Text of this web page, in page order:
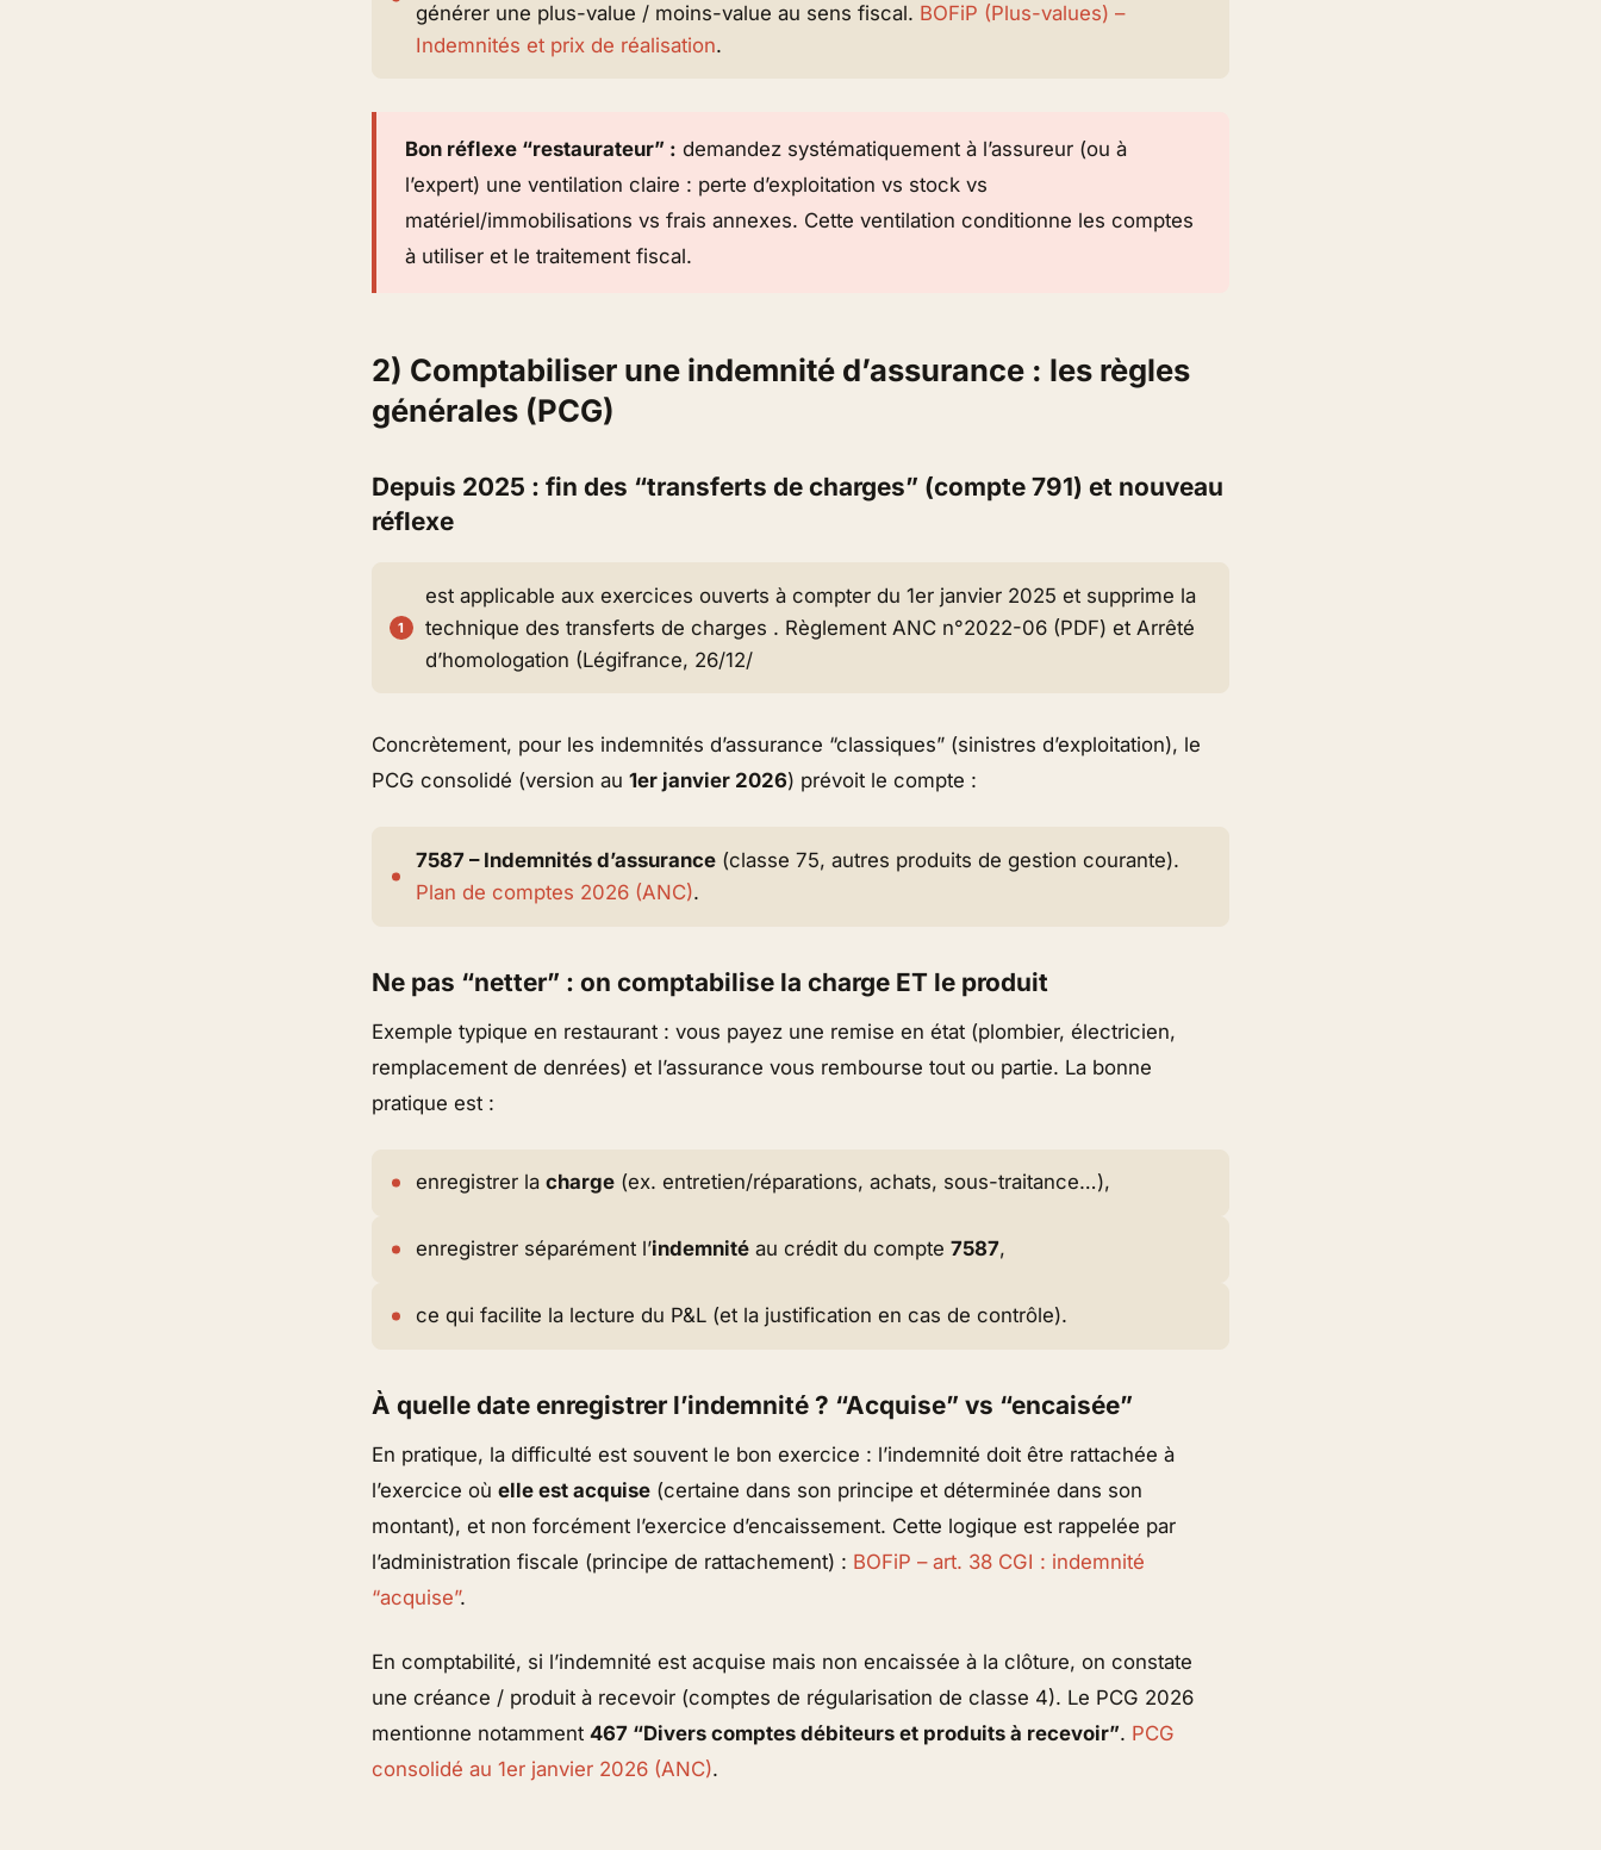
générer une plus-value / moins-value au sens fiscal. BOFiP (Plus-values) –
Indemnités et prix de réalisation.
Bon réflexe “restaurateur” : demandez systématiquement à l’assureur (ou à
l’expert) une ventilation claire : perte d’exploitation vs stock vs
matériel/immobilisations vs frais annexes. Cette ventilation conditionne les comptes
à utiliser et le traitement fiscal.
2) Comptabiliser une indemnité d’assurance : les règles
générales (PCG)
Depuis 2025 : fin des “transferts de charges” (compte 791) et nouveau
réflexe
est applicable aux exercices ouverts à compter du 1er janvier 2025 et supprime la
technique des transferts de charges . Règlement ANC n°2022-06 (PDF) et Arrêté
d’homologation (Légifrance, 26/12/
Concrètement, pour les indemnités d’assurance “classiques” (sinistres d’exploitation), le
PCG consolidé (version au 1er janvier 2026) prévoit le compte :
7587 – Indemnités d’assurance (classe 75, autres produits de gestion courante).
Plan de comptes 2026 (ANC).
Ne pas “netter” : on comptabilise la charge ET le produit
Exemple typique en restaurant : vous payez une remise en état (plombier, électricien,
remplacement de denrées) et l’assurance vous rembourse tout ou partie. La bonne
pratique est :
enregistrer la charge (ex. entretien/réparations, achats, sous-traitance…),
enregistrer séparément l’indemnité au crédit du compte 7587,
ce qui facilite la lecture du P&L (et la justification en cas de contrôle).
À quelle date enregistrer l’indemnité ? “Acquise” vs “encaisée”
En pratique, la difficulté est souvent le bon exercice : l’indemnité doit être rattachée à
l’exercice où elle est acquise (certaine dans son principe et déterminée dans son
montant), et non forcément l’exercice d’encaissement. Cette logique est rappelée par
l’administration fiscale (principe de rattachement) : BOFiP – art. 38 CGI : indemnité
“acquise”.
En comptabilité, si l’indemnité est acquise mais non encaissée à la clôture, on constate
une créance / produit à recevoir (comptes de régularisation de classe 4). Le PCG 2026
mentionne notamment 467 “Divers comptes débiteurs et produits à recevoir”. PCG
consolidé au 1er janvier 2026 (ANC).